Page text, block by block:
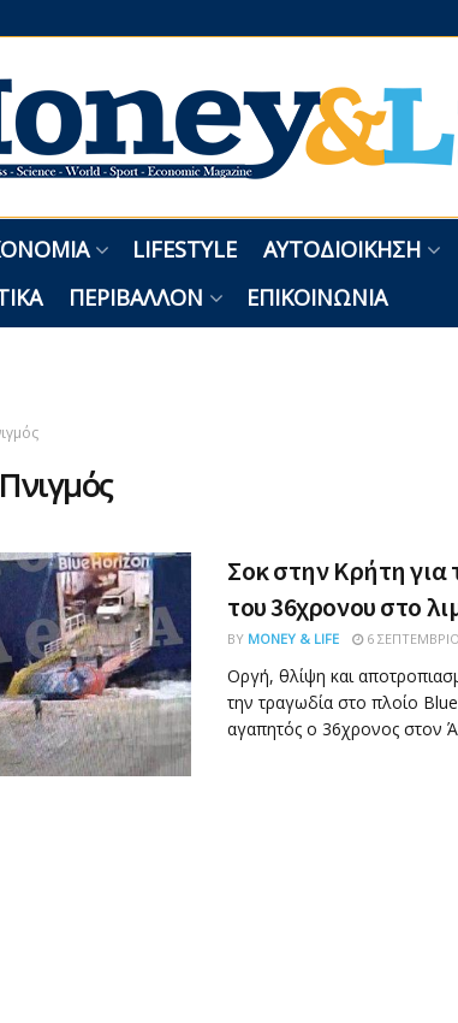
LIFESTYLE ΑΥΤΟΔΙΟΊΚΗΣΗ
ΠΕΡΙΒΆΛΛΟΝ ΕΠΙΚΟΙΝΩΝΊΑ
Πνιγμός
Σοκ στην Κρήτη για
του 36χρονου στο
BY MONEY & LIFE 6
Οργή, θλίψη και
την τραγωδία στο πλοίο
αγαπητός ο 36χρονος στον